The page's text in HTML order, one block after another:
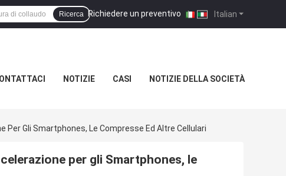
Italian
Richiedere un preventivo |
Ricerca
NOTIZIE CASI NOTIZIE DELLA SOCIETÀ
Gli Smartphones, Le Compresse Ed Altre Cellulari
per gli Smartphones, le